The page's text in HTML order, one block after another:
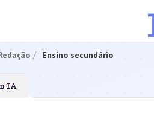
Ensino secundário
IA